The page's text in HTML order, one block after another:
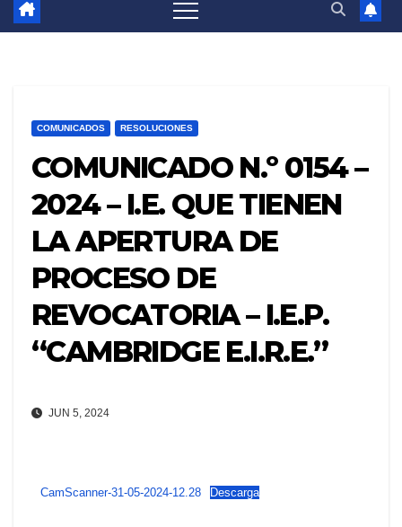
COMUNICADOS RESOLUCIONES
COMUNICADO N.º 0154 –
2024 – I.E. QUE TIENEN
LA APERTURA DE
PROCESO DE
REVOCATORIA – I.E.P.
“CAMBRIDGE E.I.R.E.”
JUN 5, 2024
CamScanner-31-05-2024-12.28 Descarga